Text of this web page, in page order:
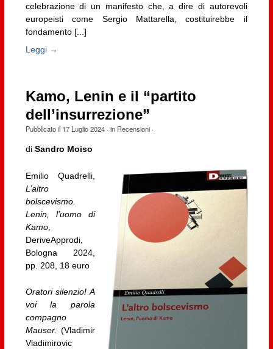
celebrazione di un manifesto che, a dire di autorevoli
europeisti come Sergio Mattarella, costituirebbe il
fondamento [...]
Leggi →
Kamo, Lenin e il “partito
dell’insurrezione”
Pubblicato il 17 Luglio 2024· in Recensioni·
di Sandro Moiso
Emilio Quadrelli,
L’altro
bolscevismo.
Lenin, l’uomo di
Kamo,
DeriveApprodi,
Bologna 2024,
pp. 208, 18 euro
Oratori silenzio! A
voi la parola
compagno
Mauser.
(Vladimir
Vladimirovic